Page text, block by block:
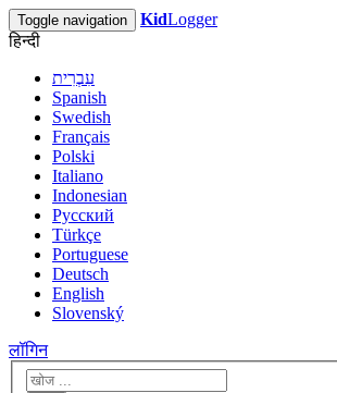
Toggle navigation KidLogger
हिन्दी
עִבְרִית
Spanish
Swedish
Français
Polski
Italiano
Indonesian
Русский
Türkçe
Portuguese
Deutsch
English
Slovenský
लॉगिन